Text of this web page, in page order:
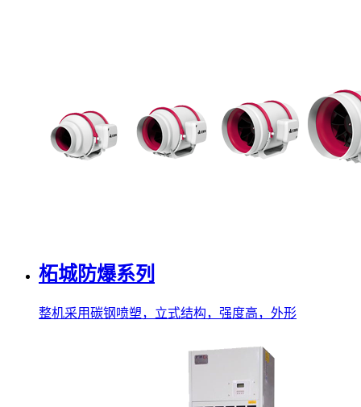
柘城防爆系列
整机采用碳钢喷塑，立式结构，强度高，外形